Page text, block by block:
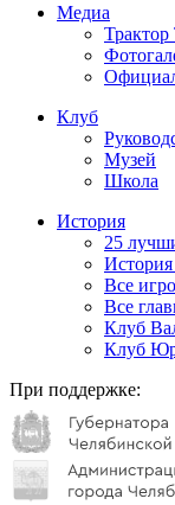
Медиа
Клуб
Музей
Школа
История
25
История
Все
Все
Клуб
Клуб
При поддержке: